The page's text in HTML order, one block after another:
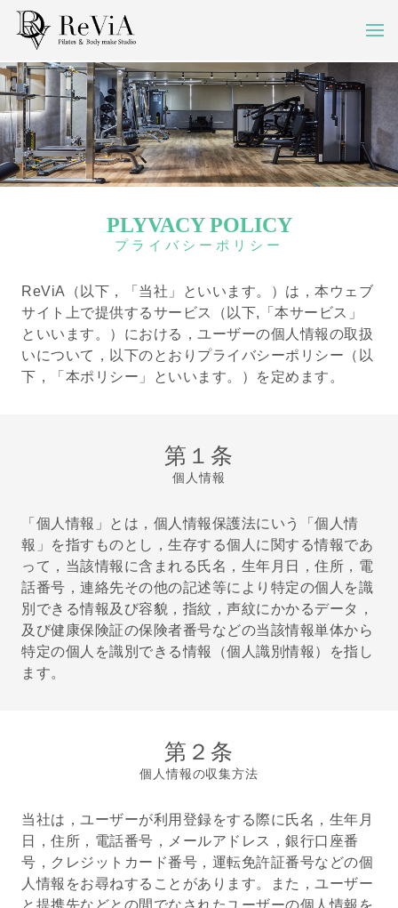
PLYVACY POLICY
プライバシーポリシー
ReViA（以下，「当社」といいます。）は，本ウェブ
サイト上で提供するサービス（以下,「本サービス」
といいます。）における，ユーザーの個人情報の取扱
いについて，以下のとおりプライバシーポリシー（以
下，「本ポリシー」といいます。）を定めます。
第１条
個人情報
「個人情報」とは，個人情報保護法にいう「個人情
報」を指すものとし，生存する個人に関する情報であ
って，当該情報に含まれる氏名，生年月日，住所，電
話番号，連絡先その他の記述等により特定の個人を識
別できる情報及び容貌，指紋，声紋にかかるデータ，
及び健康保険証の保険者番号などの当該情報単体から
特定の個人を識別できる情報（個人識別情報）を指し
ます。
第２条
個人情報の収集方法
当社は，ユーザーが利用登録をする際に氏名，生年月
日，住所，電話番号，メールアドレス，銀行口座番
号，クレジットカード番号，運転免許証番号などの個
人情報をお尋ねすることがあります。また，ユーザー
と提携先などとの間でなされたユーザーの個人情報を